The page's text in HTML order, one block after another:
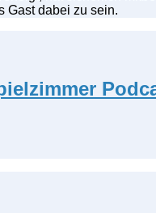
Gast dabei zu sein.